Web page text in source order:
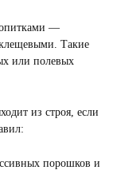
—
Такие
или полевых
из строя, если
порошков и